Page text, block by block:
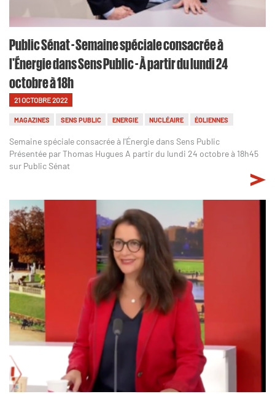
Public Sénat - Semaine spéciale consacrée à
l'Énergie dans Sens Public - À partir du lundi 24
octobre à 18h
21 OCTOBRE 2022
MAGAZINES SENS PUBLIC ENERGIE NUCLÉAIRE ÉOLIENNES
Semaine spéciale consacrée à l'Énergie dans Sens Public
Présentée par Thomas Hugues A partir du lundi 24 octobre à 18h45
sur Public Sénat